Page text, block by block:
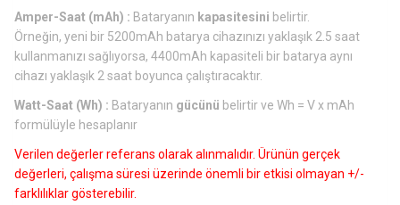
Amper-Saat (mAh) : Bataryanın kapasitesini belirtir.
Örneğin, yeni bir 5200mAh batarya cihazınızı yaklaşık 2.5 saat
kullanmanızı sağlıyorsa, 4400mAh kapasiteli bir batarya aynı
cihazı yaklaşık 2 saat boyunca çalıştıracaktır.
Watt-Saat (Wh) : Bataryanın gücünü belirtir ve Wh = V x mAh
formülüyle hesaplanır
Verilen değerler referans olarak alınmalıdır. Ürünün gerçek
değerleri, çalışma süresi üzerinde önemli bir etkisi olmayan +/-
farklılıklar gösterebilir.